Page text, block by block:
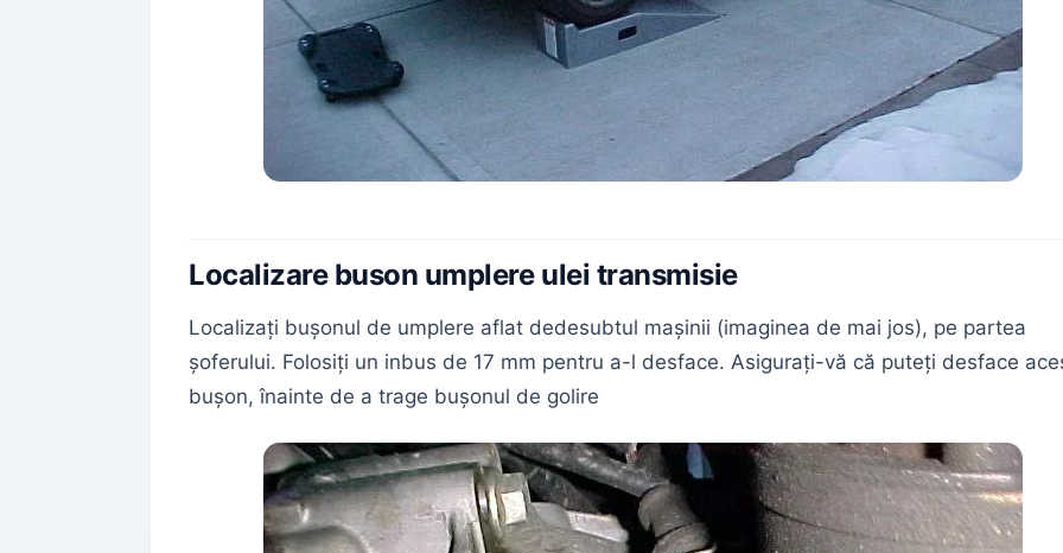
Localizare buson umplere ulei transmisie
Localizați bușonul de umplere aflat dedesubtul mașinii (imaginea de mai jos), pe partea
șoferului. Folosiți un inbus de 17 mm pentru a-l desface. Asigurați-vă că puteți desface
bușon, înainte de a trage bușonul de golire